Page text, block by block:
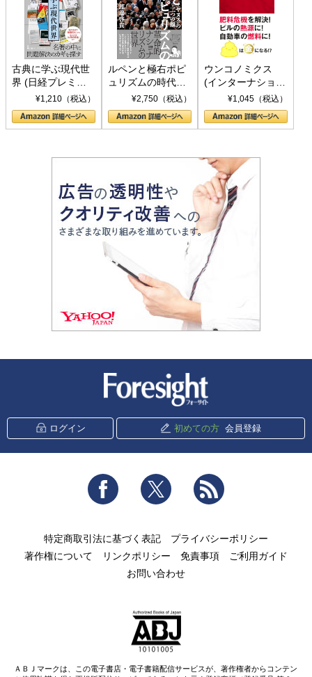
古典に学ぶ現代世
界 (日経プレミア
シリーズ)¥1,210（税込）
ルペンと極右ポピ
ュリズムの時代：
〈ヤヌス〉の二つ
の顔
¥2,750（税込）
ウンコノミクス
(インターナショナ
ル新書)¥1,045（税込）
ログイン 初めての方 会員登録
Facebook Twitter
特定商取引法に基づく表記
プライバシーポリシー
著作権について
リンクポリシー 免責事項
ご利用ガイド
お問い合わせ
ＡＢＪマークは、この電子書店・電子書籍配信サービスが、著作権者からコンテン